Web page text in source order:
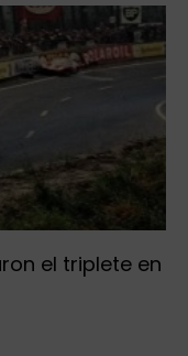
el triplete en